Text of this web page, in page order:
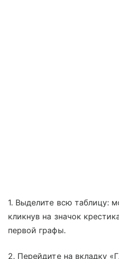
1. Выделите всю таблицу:
кликнув на значок
первой графы.
2. Перейдите на вкладку